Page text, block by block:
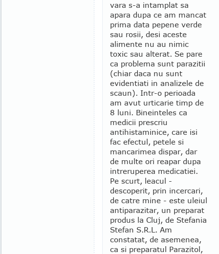
vara s-a intamplat sa
apara dupa ce am mancat
prima data pepene verde
sau rosii, desi aceste
alimente nu au nimic
toxic sau alterat. Se pare
ca problema sunt parazitii
(chiar daca nu sunt
evidentiati in analizele de
scaun). Intr-o perioada
am avut urticarie timp de
8 luni. Bineinteles ca
medicii prescriu
antihistaminice, care isi
fac efectul, petele si
mancarimea dispar, dar
de multe ori reapar dupa
intreruperea medicatiei.
Pe scurt, leacul -
descoperit, prin incercari,
de catre mine - este uleiul
antiparazitar, un preparat
produs la Cluj, de Stefania
Stefan S.R.L. Am
constatat, de asemenea,
ca si preparatul Parazitol,